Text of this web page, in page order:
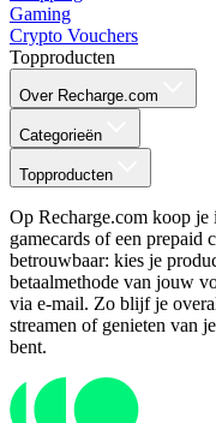
Gaming
Crypto Vouchers
Topproducten
Over Recharge.com
Categorieën
Topproducten
Op Recharge.com koop je
gamecards of een prepaid
betrouwbaar: kies je
betaalmethode van jouw
via e-mail. Zo blijf je
streamen of genieten van
bent.